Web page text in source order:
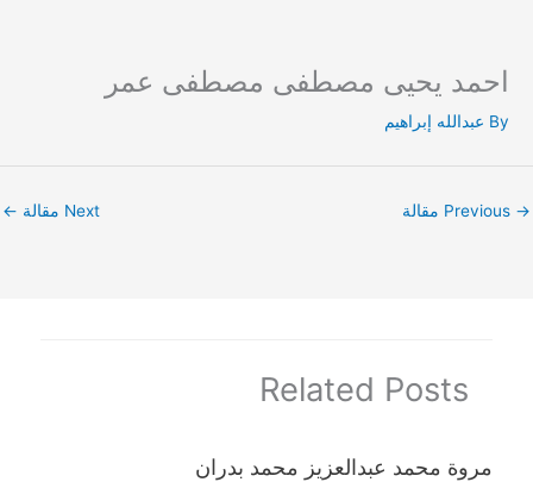
content
احمد يحيى مصطفى مصطفى عمر
By عبدالله إبراهيم
→ Next مقالة ←
Related Posts
مروة محمد عبدالعزيز محمد بدران